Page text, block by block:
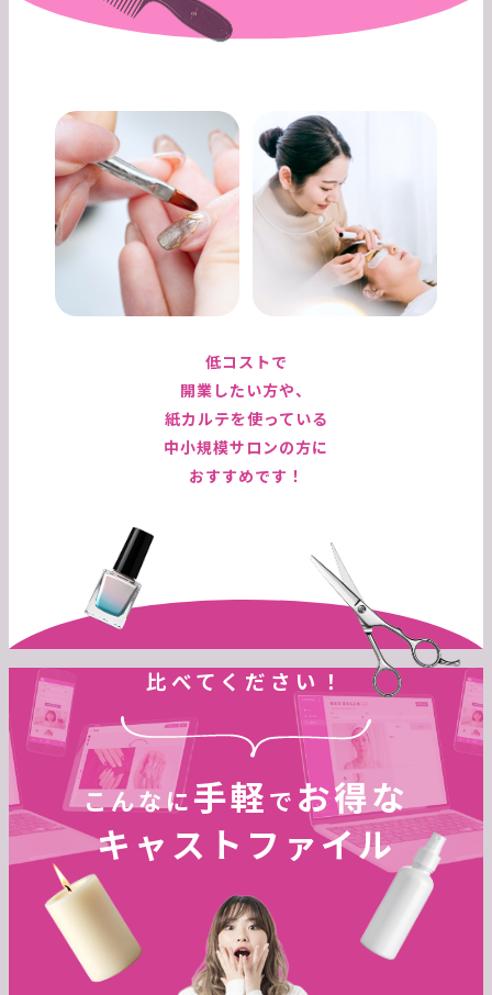
低コストで
開業したい方や、
紙カルテを使っている
中小規模サロンの方に
おすすめです！
比べてください！
こんなに手軽で お得な
キャストファイル